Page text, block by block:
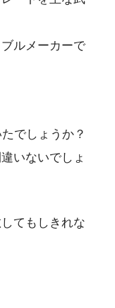
ルメーカーで
でしょうか？
いないでしょ
てもしきれな